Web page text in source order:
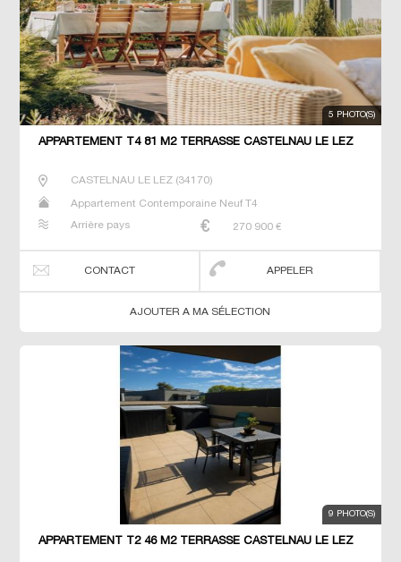
5 PHOTO(S)
APPARTEMENT T4 81 M2 TERRASSE CASTELNAU LE LEZ
CASTELNAU LE LEZ(34170)
Appartement Contemporaine Neuf T4
Arrière pays 270 900 €
CONTACT APPELER
AJOUTER A MA SÉLECTION
9 PHOTO(S)
APPARTEMENT T2 46 M2 TERRASSE CASTELNAU LE LEZ